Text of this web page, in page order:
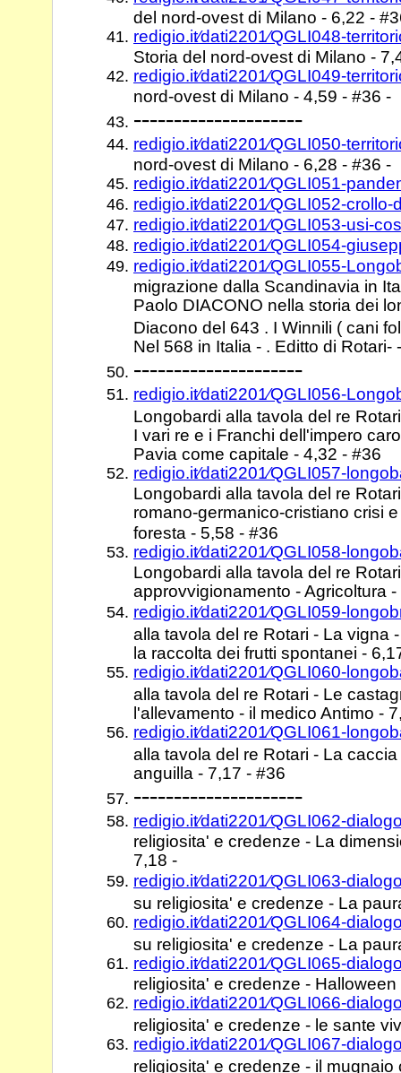
del nord-ovest di Milano - 6,22 -
redigio.it⁄dati2201⁄QGLI048-
Storia del nord-ovest di Milano -
redigio.it⁄dati2201⁄QGLI049-
nord-ovest di Milano - 4,59 - #36 -
---------------------
redigio.it⁄dati2201⁄QGLI050-
nord-ovest di Milano - 6,28 - #36 -
redigio.it⁄dati2201⁄QGLI051-
redigio.it⁄dati2201⁄QGLI052-
redigio.it⁄dati2201⁄QGLI053-usi-
redigio.it⁄dati2201⁄QGLI054-
redigio.it⁄dati2201⁄QGLI055-
migrazione dalla Scandinavia in
Paolo DIACONO nella storia dei
Diacono del 643 . I Winnili ( cani
Nel 568 in Italia - . Editto di
---------------------
redigio.it⁄dati2201⁄QGLI056-
Longobardi alla tavola del re
I vari re e i Franchi dell'impero
Pavia come capitale - 4,32 - #36
redigio.it⁄dati2201⁄QGLI057-
Longobardi alla tavola del re
romano-germanico-cristiano crisi
foresta - 5,58 - #36
redigio.it⁄dati2201⁄QGLI058-
Longobardi alla tavola del re
approvvigionamento - Agricoltura
redigio.it⁄dati2201⁄QGLI059-
alla tavola del re Rotari - La vigna
la raccolta dei frutti spontanei -
redigio.it⁄dati2201⁄QGLI060-
alla tavola del re Rotari - Le
l'allevamento - il medico Antimo -
redigio.it⁄dati2201⁄QGLI061-
alla tavola del re Rotari - La
anguilla - 7,17 - #36
---------------------
redigio.it⁄dati2201⁄QGLI062-
religiosita' e credenze - La
7,18 -
redigio.it⁄dati2201⁄QGLI063-
su religiosita' e credenze - La
redigio.it⁄dati2201⁄QGLI064-
su religiosita' e credenze - La
redigio.it⁄dati2201⁄QGLI065-
religiosita' e credenze - Halloween
redigio.it⁄dati2201⁄QGLI066-
religiosita' e credenze - le sante
redigio.it⁄dati2201⁄QGLI067-
religiosita' e credenze - il